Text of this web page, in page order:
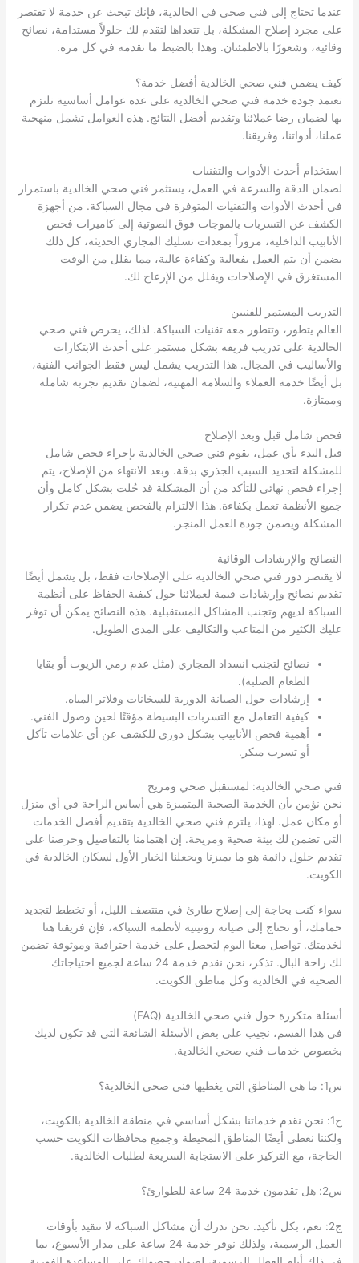
عندما تحتاج إلى فني صحي في الخالدية، فإنك تبحث عن خدمة لا تقتصر
على مجرد إصلاح المشكلة، بل تتعداها لتقدم لك حلولاً مستدامة، نصائح
وقائية، وشعورًا بالاطمئنان. وهذا بالضبط ما نقدمه في كل مرة.
كيف يضمن فني صحي الخالدية أفضل خدمة؟
تعتمد جودة خدمة فني صحي الخالدية على عدة عوامل أساسية نلتزم
بها لضمان رضا عملائنا وتقديم أفضل النتائج. هذه العوامل تشمل منهجية
عملنا، أدواتنا، وفريقنا.
استخدام أحدث الأدوات والتقنيات
لضمان الدقة والسرعة في العمل، يستثمر فني صحي الخالدية باستمرار
في أحدث الأدوات والتقنيات المتوفرة في مجال السباكة. من أجهزة
الكشف عن التسربات بالموجات فوق الصوتية إلى كاميرات فحص
الأنابيب الداخلية، مروراً بمعدات تسليك المجاري الحديثة، كل ذلك
يضمن أن يتم العمل بفعالية وكفاءة عالية، مما يقلل من الوقت
المستغرق في الإصلاحات ويقلل من الإزعاج لك.
التدريب المستمر للفنيين
العالم يتطور، وتتطور معه تقنيات السباكة. لذلك، يحرص فني صحي
الخالدية على تدريب فريقه بشكل مستمر على أحدث الابتكارات
والأساليب في المجال. هذا التدريب يشمل ليس فقط الجوانب الفنية،
بل أيضًا خدمة العملاء والسلامة المهنية، لضمان تقديم تجربة شاملة
وممتازة.
فحص شامل قبل وبعد الإصلاح
قبل البدء بأي عمل، يقوم فني صحي الخالدية بإجراء فحص شامل
للمشكلة لتحديد السبب الجذري بدقة. وبعد الانتهاء من الإصلاح، يتم
إجراء فحص نهائي للتأكد من أن المشكلة قد حُلت بشكل كامل وأن
جميع الأنظمة تعمل بكفاءة. هذا الالتزام بالفحص يضمن عدم تكرار
المشكلة ويضمن جودة العمل المنجز.
النصائح والإرشادات الوقائية
لا يقتصر دور فني صحي الخالدية على الإصلاحات فقط، بل يشمل أيضًا
تقديم نصائح وإرشادات قيمة لعملائنا حول كيفية الحفاظ على أنظمة
السباكة لديهم وتجنب المشاكل المستقبلية. هذه النصائح يمكن أن توفر
عليك الكثير من المتاعب والتكاليف على المدى الطويل.
نصائح لتجنب انسداد المجاري (مثل عدم رمي الزيوت أو بقايا
الطعام الصلبة).
إرشادات حول الصيانة الدورية للسخانات وفلاتر المياه.
كيفية التعامل مع التسربات البسيطة مؤقتًا لحين وصول الفني.
أهمية فحص الأنابيب بشكل دوري للكشف عن أي علامات تآكل
أو تسرب مبكر.
فني صحي الخالدية: لمستقبل صحي ومريح
نحن نؤمن بأن الخدمة الصحية المتميزة هي أساس الراحة في أي منزل
أو مكان عمل. لهذا، يلتزم فني صحي الخالدية بتقديم أفضل الخدمات
التي تضمن لك بيئة صحية ومريحة. إن اهتمامنا بالتفاصيل وحرصنا على
تقديم حلول دائمة هو ما يميزنا ويجعلنا الخيار الأول لسكان الخالدية في
الكويت.
سواء كنت بحاجة إلى إصلاح طارئ في منتصف الليل، أو تخطط لتجديد
حمامك، أو تحتاج إلى صيانة روتينية لأنظمة السباكة، فإن فريقنا هنا
لخدمتك. تواصل معنا اليوم لتحصل على خدمة احترافية وموثوقة تضمن
لك راحة البال. تذكر، نحن نقدم خدمة 24 ساعة لجميع احتياجاتك
الصحية في الخالدية وكل مناطق الكويت.
أسئلة متكررة حول فني صحي الخالدية (FAQ)
في هذا القسم، نجيب على بعض الأسئلة الشائعة التي قد تكون لديك
بخصوص خدمات فني صحي الخالدية.
س1: ما هي المناطق التي يغطيها فني صحي الخالدية؟
ج1: نحن نقدم خدماتنا بشكل أساسي في منطقة الخالدية بالكويت،
ولكننا نغطي أيضًا المناطق المحيطة وجميع محافظات الكويت حسب
الحاجة، مع التركيز على الاستجابة السريعة لطلبات الخالدية.
س2: هل تقدمون خدمة 24 ساعة للطوارئ؟
ج2: نعم، بكل تأكيد. نحن ندرك أن مشاكل السباكة لا تتقيد بأوقات
العمل الرسمية، ولذلك نوفر خدمة 24 ساعة على مدار الأسبوع، بما